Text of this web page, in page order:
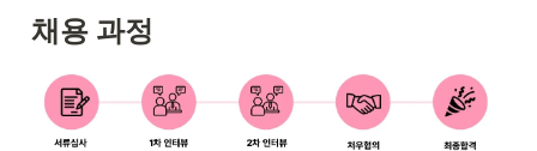
채용 과정